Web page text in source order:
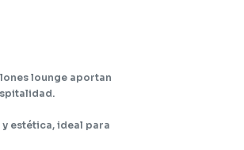
lounge aportan
estética, ideal para